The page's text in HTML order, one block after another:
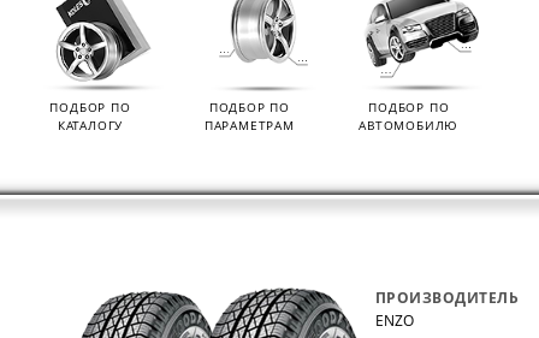
ПОДБОР ПО
КАТАЛОГУ
ПОДБОР ПО
ПАРАМЕТРАМ
ПОДБОР ПО
АВТОМОБИЛЮ
ПРОИЗВОДИТЕЛЬ
ENZO